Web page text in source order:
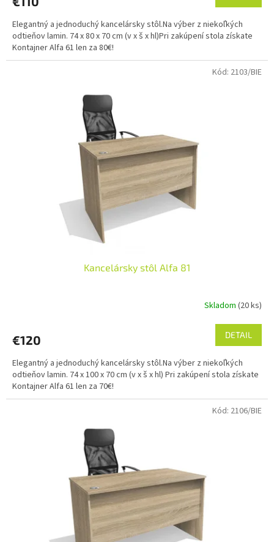
Elegantný a jednoduchý kancelársky stôl.Na výber z niekoľkých
odtieňov lamin. 74 x 80 x 70 cm (v x š x hl)Pri zakúpení stola získate
Kontajner Alfa 61 len za 80€!
Kancelársky stôl Alfa 81
Skladom (20 ks)
€120 DETAIL
Elegantný a jednoduchý kancelársky stôl.Na výber z niekoľkých
odtieňov lamin. 74 x 100 x 70 cm (v x š x hl) Pri zakúpení stola získate
Kontajner Alfa 61 len za 70€!
Kód: 2103/BIE
Kód: 2106/BIE